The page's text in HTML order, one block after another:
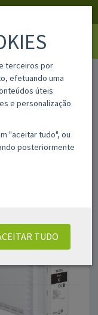
terceiros por
efetuando uma
úteis
e personalização
"aceitar tudo", ou
posteriormente
TUDO